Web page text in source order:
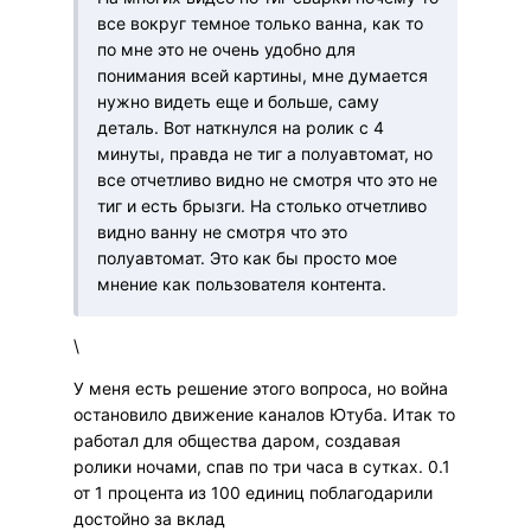
все вокруг темное только ванна, как то
по мне это не очень удобно для
понимания всей картины, мне думается
нужно видеть еще и больше, саму
деталь. Вот наткнулся на ролик с 4
минуты, правда не тиг а полуавтомат, но
все отчетливо видно не смотря что это не
тиг и есть брызги. На столько отчетливо
видно ванну не смотря что это
полуавтомат. Это как бы просто мое
мнение как пользователя контента.
\
У меня есть решение этого вопроса, но война
остановило движение каналов Ютуба. Итак то
работал для общества даром, создавая
ролики ночами, спав по три часа в сутках. 0.1
от 1 процента из 100 единиц поблагодарили
достойно за вклад